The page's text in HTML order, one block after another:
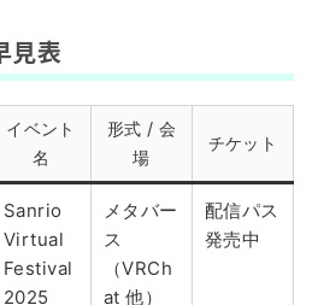
見表
イベント
名
形式 / 会
場
チケット
Sanrio
Virtual
Festival
2025
メタバー
ス
（VRCh
at 他）
配信パス
発売中